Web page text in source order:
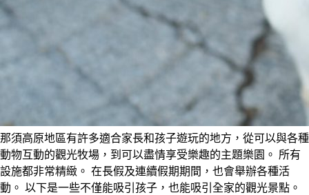
那須高原地區有許多適合家長和孩子遊玩的地方，從可以與各種
動物互動的觀光牧場，到可以盡情享受樂趣的主題樂園。 所有
設施都非常精緻。 在長假及連續假期期間，也會舉辦各種活
動。 以下是一些不僅能吸引孩子，也能吸引全家的觀光景點。